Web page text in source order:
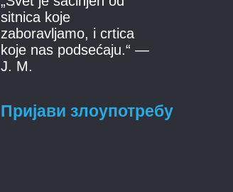
sitnica koje
zaboravljamo, i crtica
koje nas podsećaju.“ —
J. M.
Пријави злоупотребу